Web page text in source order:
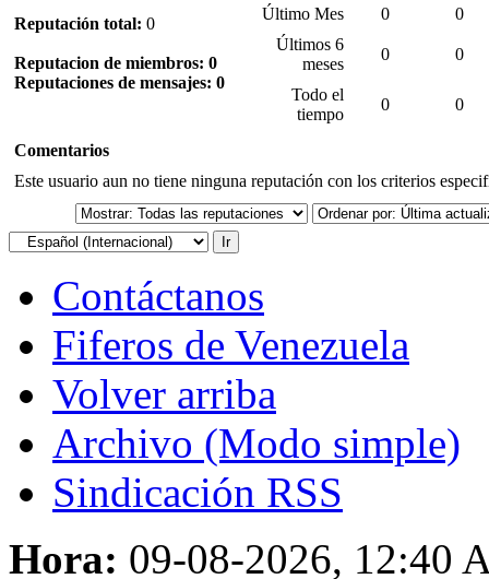
Reputación total: 0
Reputacion de miembros: 0
Reputaciones de mensajes: 0
Último Mes 0
0
Últimos 6
meses
0 0
Todo el
tiempo
0 0
Comentarios
Este usuario aun no tiene ninguna reputación con los criterios
Contáctanos
Fiferos de Venezuela
Volver arriba
Archivo (Modo simple)
Sindicación RSS
Hora: 09-08-2026, 12:40